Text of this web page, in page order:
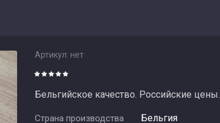
Артикул: нет
Бельгийское качество. Российские цены.
Страна производства Бельгия